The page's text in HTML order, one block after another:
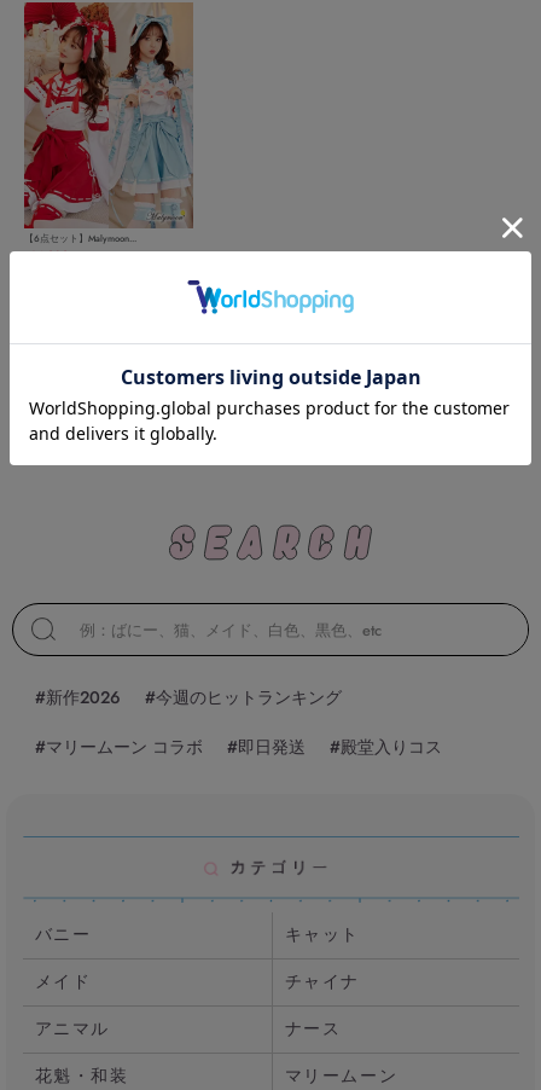
【6点セット】Malymoon...
14,080
#新作2026 #今週のヒットランキング
#マリームーン コラボ #即日発送 #殿堂入りコス
バニー
キャット
メイド
チャイナ
アニマル
ナース
花魁・和装
マリームーン